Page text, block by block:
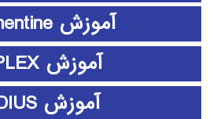
آموزش clementine
آموزش CPLEX
آموزش EDIUS